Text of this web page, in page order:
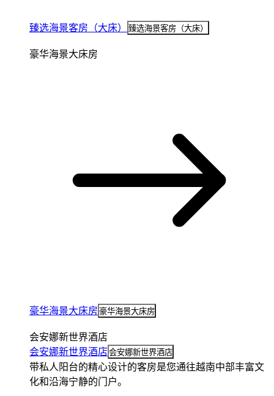
臻选海景客房（大床） 臻选海景客房（大床）
豪华海景大床房
豪华海景大床房 豪华海景大床房
会安娜新世界酒店
会安娜新世界酒店会安娜新世界酒店
带私人阳台的精心设计的客房是您通往越南中部丰富文
化和沿海宁静的门户。